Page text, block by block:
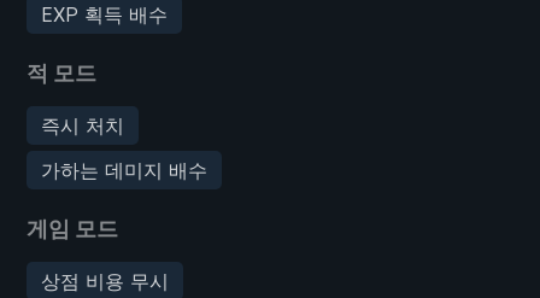
EXP 획득 배수
적 모드
즉시 처치
가하는 데미지 배수
게임 모드
상점 비용 무시